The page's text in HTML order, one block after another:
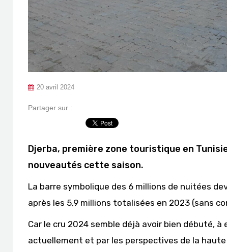
20 avril 2024
Partager sur :
Djerba, première zone touristique en
nouveautés cette saison.
La barre symbolique des 6 millions de nuitées
après les 5,9 millions totalisées en 2023 (sans
Car le cru 2024 semble déjà avoir bien débuté,
actuellement et par les perspectives de la